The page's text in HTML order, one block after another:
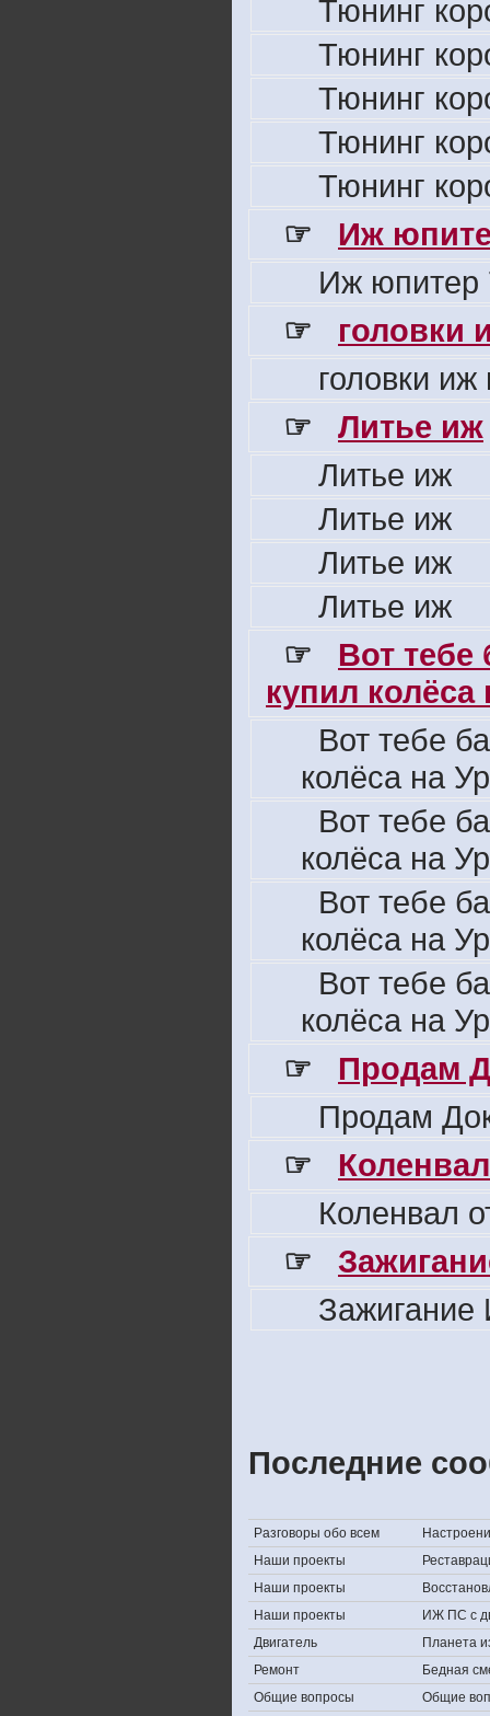
Тюнинг
Тюнинг
Тюнинг
Тюнинг
Тюнинг
☞
Иж
Иж юпитер
☞
головки
головки
☞
Литье иж
Литье иж
Литье иж
Литье иж
Литье иж
☞
Вот
купил колёса
Вот тебе
колёса на
Вот тебе
колёса на
Вот тебе
колёса на
Вот тебе
колёса на
☞
Продам
Продам
☞
Коленвал
☞
Последние
Разговоры обо всем
Наши проекты
Наши проекты
Наши проекты
ИЖ ПС с
Двигатель
Планета
Ремонт
Бедная
Общие вопросы
Общие